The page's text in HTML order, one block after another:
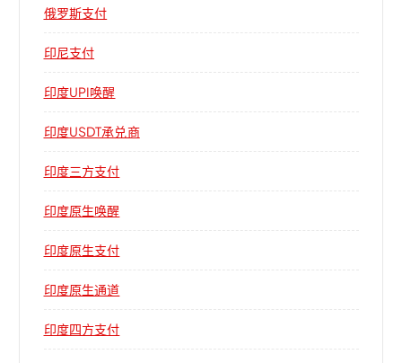
俄罗斯支付
印尼支付
印度UPI唤醒
印度USDT承兑商
印度三方支付
印度原生唤醒
印度原生支付
印度原生通道
印度四方支付